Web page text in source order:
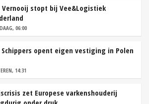
Vernooij stopt bij Vee&Logistiek
06:00
Schippers opent eigen vestiging in Polen
14:31
zet Europese varkenshouderij